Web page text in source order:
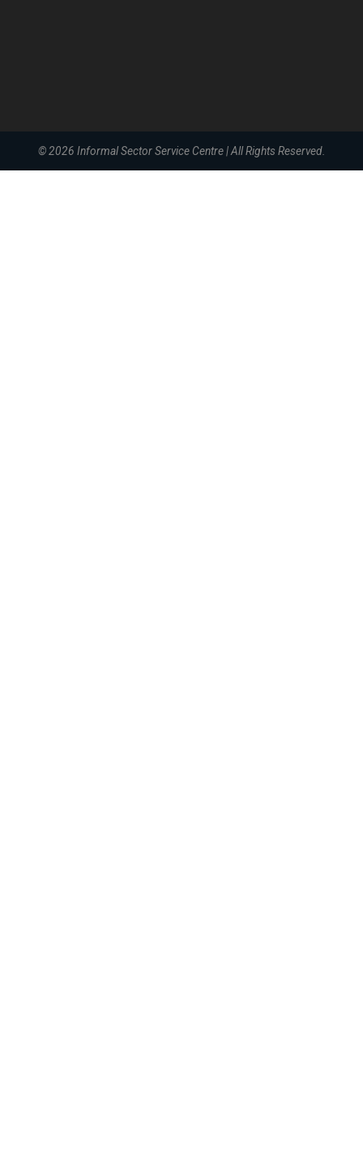
© 2026 Informal Sector Service Centre |All Rights Reserved.